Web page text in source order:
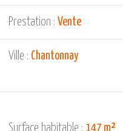
Prestation : Vente
Ville : Chantonnay
Surface habitable : 147 m²